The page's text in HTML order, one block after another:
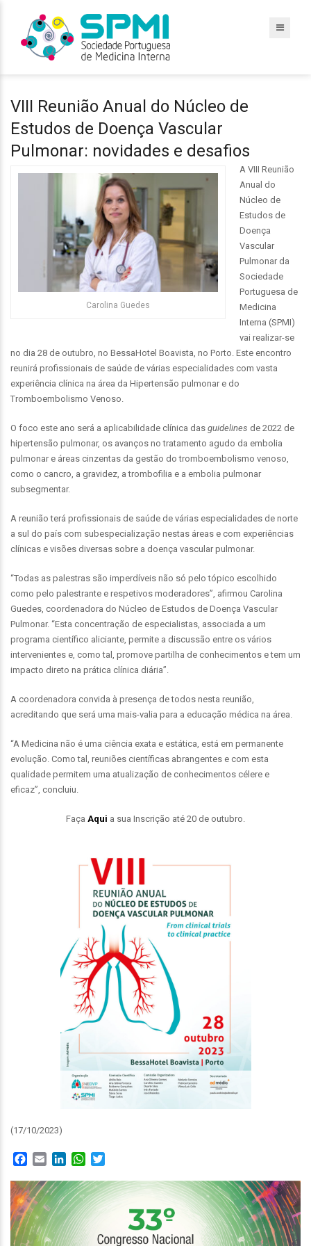
VIII Reunião Anual do Núcleo de
Estudos de Doença Vascular
Pulmonar: novidades e desafios
Carolina Guedes
A VIII Reunião
Anual do
Núcleo de
Estudos de
Doença
Vascular
Pulmonar da
Sociedade
Portuguesa de
Medicina
Interna (SPMI)
vai realizar-se
no dia 28 de outubro, no BessaHotel Boavista, no Porto. Este encontro
reunirá profissionais de saúde de várias especialidades com vasta
experiência clínica na área da Hipertensão pulmonar e do
Tromboembolismo Venoso.
O foco este ano será a aplicabilidade clínica das guidelines de 2022 de
hipertensão pulmonar, os avanços no tratamento agudo da embolia
pulmonar e áreas cinzentas da gestão do tromboembolismo venoso,
como o cancro, a gravidez, a trombofilia e a embolia pulmonar
subsegmentar.
A reunião terá profissionais de saúde de várias especialidades de norte
a sul do país com subespecialização nestas áreas e com experiências
clínicas e visões diversas sobre a doença vascular pulmonar.
“Todas as palestras são imperdíveis não só pelo tópico escolhido
como pelo palestrante e respetivos moderadores”, afirmou Carolina
Guedes, coordenadora do Núcleo de Estudos de Doença Vascular
Pulmonar. “Esta concentração de especialistas, associada a um
programa científico aliciante, permite a discussão entre os vários
intervenientes e, como tal, promove partilha de conhecimentos e tem um
impacto direto na prática clínica diária”.
A coordenadora convida à presença de todos nesta reunião,
acreditando que será uma mais-valia para a educação médica na área.
“A Medicina não é uma ciência exata e estática, está em permanente
evolução. Como tal, reuniões científicas abrangentes e com esta
qualidade permitem uma atualização de conhecimentos célere e
eficaz”, concluiu.
Faça Aqui a sua Inscrição até 20 de outubro.
(17/10/2023)
Facebook
Email LinkedInWhatsApp